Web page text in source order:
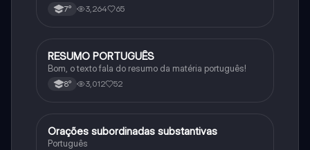
7° 3,264 65
Português
RESUMO PORTUGUÊS
Bom, o texto fala do resumo da matéria português!
8° 3,012 52
Português
Orações subordinadas substantivas
Português